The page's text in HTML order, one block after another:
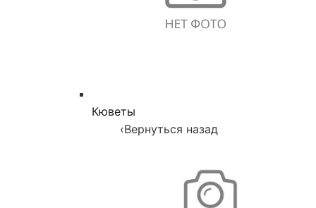
Кюветы
‹Вернуться назад